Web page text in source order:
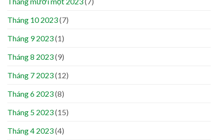
Tháng 10 2023(7)
Tháng 9 2023(1)
Tháng 8 2023(9)
Tháng 7 2023(12)
Tháng 6 2023(8)
Tháng 5 2023(15)
Tháng 4 2023(4)